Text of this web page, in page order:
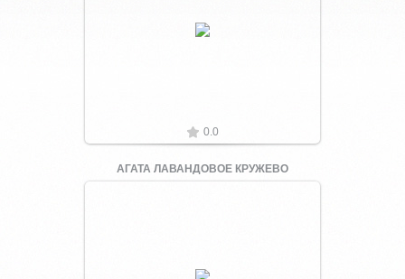
Увеличить
0.0
АГАТА ЛАВАНДОВОЕ КРУЖЕВО
Увеличить